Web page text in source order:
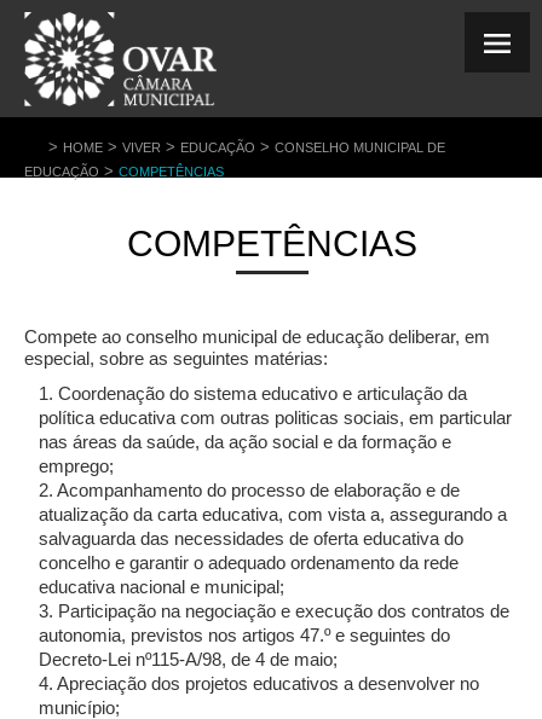
> HOME > VIVER > EDUCAÇÃO > CONSELHO MUNICIPAL DE
EDUCAÇÃO > COMPETÊNCIAS
COMPETÊNCIAS
Compete ao conselho municipal de educação deliberar, em
especial, sobre as seguintes matérias:
Coordenação do sistema educativo e articulação da
política educativa com outras politicas sociais, em particular
nas áreas da saúde, da ação social e da formação e
emprego;
2. Acompanhamento do processo de elaboração e de
atualização da carta educativa, com vista a, assegurando a
salvaguarda das necessidades de oferta educativa do
concelho e garantir o adequado ordenamento da rede
educativa nacional e municipal;
3. Participação na negociação e execução dos contratos de
autonomia, previstos nos artigos 47.º e seguintes do
Decreto-Lei nº115-A/98, de 4 de maio;
4. Apreciação dos projetos educativos a desenvolver no
município;